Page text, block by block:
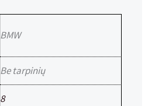
BMW
Be tarpinių
8